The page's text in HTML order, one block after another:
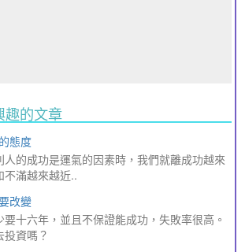
趣的文章
態度
人的成功是運氣的因素時，我們就離成功越來
不滿越來越近..
改變
十六年，並且不保證能成功，失敗率很高。
資嗎？